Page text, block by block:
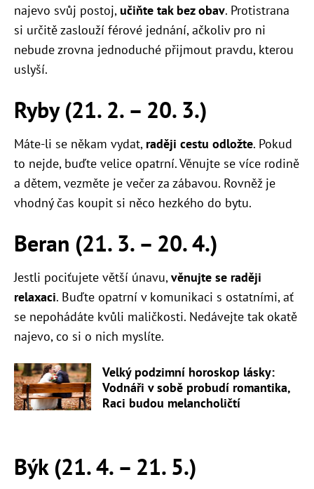
najevo svůj postoj, učiňte tak bez obav. Protistrana
si určitě zaslouží férové jednání, ačkoliv pro ni
nebude zrovna jednoduché přijmout pravdu, kterou
uslyší.
Ryby (21. 2. – 20. 3.)
Máte-li se někam vydat, raději cestu odložte. Pokud
to nejde, buďte velice opatrní. Věnujte se více rodině
a dětem, vezměte je večer za zábavou. Rovněž je
vhodný čas koupit si něco hezkého do bytu.
Beran (21. 3. – 20. 4.)
Jestli pociťujete větší únavu,věnujte se raději
relaxaci. Buďte opatrní v komunikaci s ostatními, ať
se nepohádáte kvůli maličkosti. Nedávejte tak okatě
najevo, co si o nich myslíte.
Velký podzimní horoskop lásky:
Vodnáři v sobě probudí romantika,
Raci budou melancholičtí
Býk (21. 4. – 21. 5.)